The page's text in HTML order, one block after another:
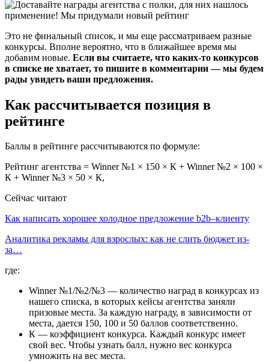
Это не финальный список, и мы еще рассматриваем разные
конкурсы. Вполне вероятно, что в ближайшее время мы
добавим новые. Если вы считаете, что каких-то конкурсов
в списке не хватает, то пишите в комментарии — мы будем
рады увидеть ваши предложения.
Как рассчитывается позиция в
рейтинге
Баллы в рейтинге рассчитываются по формуле:
Рейтинг агентства = Winner №1 × 150 × К + Winner №2 × 100 ×
К + Winner №3 × 50 × К,
Сейчас читают
Как написать хорошее холодное предложение b2b–клиенту
Аналитика рекламы для взрослых: как не слить бюджет из-
за…
где:
Winner №1/№2/№3 — количество наград в конкурсах из
нашего списка, в которых кейсы агентства заняли
призовые места. За каждую награду, в зависимости от
места, дается 150, 100 и 50 баллов соответственно.
К — коэффициент конкурса. Каждый конкурс имеет
свой вес. Чтобы узнать балл, нужно вес конкурса
умножить на вес места.